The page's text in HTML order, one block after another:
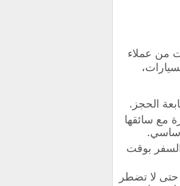
من عملاء
الحجز.
مع سائقها
بوقت
حتى لا تضطر